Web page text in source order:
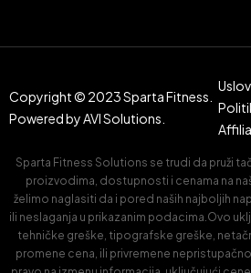
Copyright © 2023 Sparta Fitness.
Powered byAVI Solutions.
Sparta Fitness Solutions se trudi da pruži
proizvodima, dostupnosti i cenama na
želimo naglasiti da i pored naših najboljih
ili neslaganja u prikazanim podacima.Ovo
tehničke greške, tipografske greške,
promene cena, ili privremene